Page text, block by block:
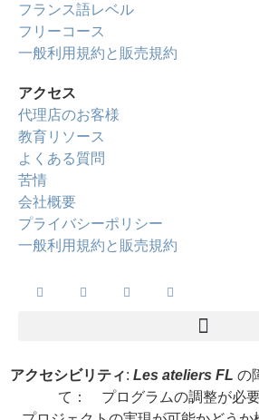
フランス語レベル
フリーコース
一般利用規約と販売規約
アクセス
代理店のお客様
教育リソース
よくある質問
苦情
会社概要
プライバシーポリシー
一般利用規約と販売規約
アクセシビリティ: Les ateliers FL の
て： プログラムの調整が必要